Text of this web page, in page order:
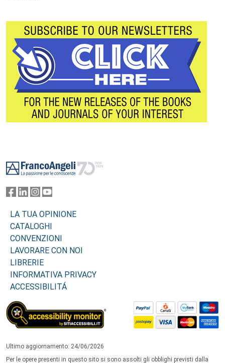
LA TUA OPINIONE
CATALOGHI
CONVENZIONI
LAVORARE CON NOI
LIBRERIE
INFORMATIVA PRIVACY
ACCESSIBILITÁ
Ultimo aggiornamento: 24/06/2026
Per le opere presenti in questo sito si sono assolti gli obblighi previsti dalla